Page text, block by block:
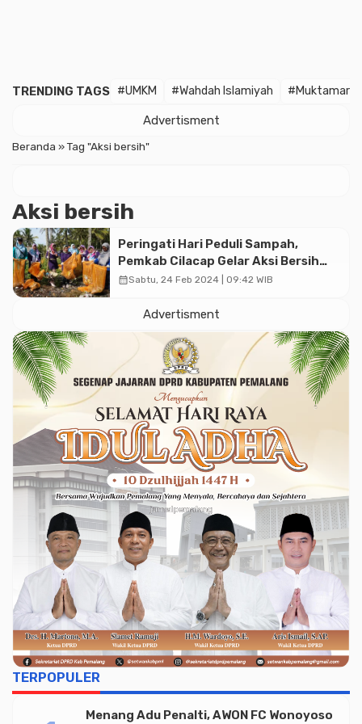
TRENDING TAGS #UMKM #Wahdah Islamiyah #Muktamar
Advertisment
Beranda »Tag "Aksi bersih"
Aksi bersih
Peringati Hari Peduli Sampah,
Pemkab Cilacap Gelar Aksi Bersih
Kawasan Pesisir Pantai
calendar_monthSabtu, 24 Feb 2024 | 09:42 WIB
Advertisment
TERPOPULER
Menang Adu Penalti, AWON FC Wonoyoso